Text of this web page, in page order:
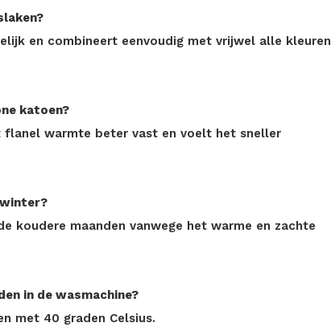
en combineert eenvoudig met vrijwel alle kleuren
katoen?
flanel warmte beter vast en voelt het sneller
koudere maanden vanwege het warme en zachte
in de wasmachine?
met 40 graden Celsius.